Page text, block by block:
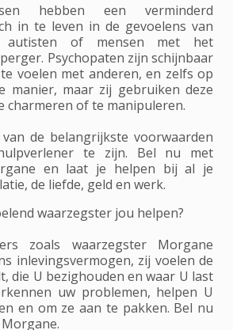
hebben een verminderd
in te leven in de gevoelens van
autisten of mensen met het
Psychopaten zijn schijnbaar
voelen met anderen, en zelfs op
manier, maar zij gebruiken deze
charmeren of te manipuleren.
de belangrijkste voorwaarden
te zijn. Bel nu met
en laat je helpen bij al je
de liefde, geld en werk.
waarzegster jou helpen?
zoals waarzegster Morgane
inlevingsvermogen, zij voelen de
die U bezighouden en waar U last
uw problemen, helpen U
en om ze aan te pakken. Bel nu